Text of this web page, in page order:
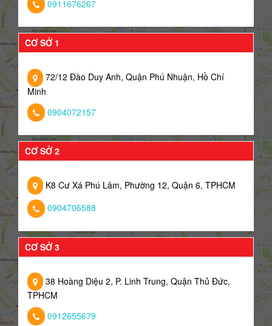
0911676267
CƠ SỞ 1
72/12 Đào Duy Anh, Quận Phú Nhuận, Hồ Chí
Minh
0904072157
CƠ SỞ 2
K8 Cư Xá Phú Lâm, Phường 12, Quận 6, TPHCM
0904706588
CƠ SỞ 3
38 Hoàng Diệu 2, P. Linh Trung, Quận Thủ Đức,
TPHCM
0912655679